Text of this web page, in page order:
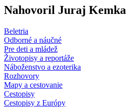
Nahovoril Juraj Kemka
Beletria
Odborné a náučné
Pre deti a mládež
Životopisy a reportáže
Náboženstvo a ezoterika
Rozhovory
Mapy a cestovanie
Cestopisy
Cestopisy z Európy